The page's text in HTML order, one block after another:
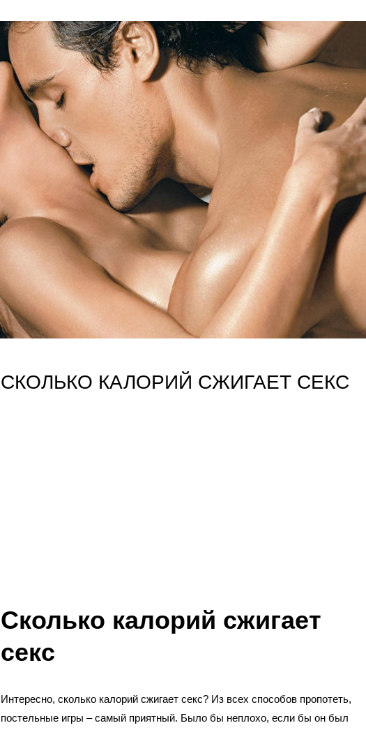
СКОЛЬКО КАЛОРИЙ СЖИГАЕТ СЕКС
Сколько калорий сжигает
секс
Интересно, сколько калорий сжигает секс? Из всех способов пропотеть,
постельные игры – самый приятный. Было бы неплохо, если бы он был